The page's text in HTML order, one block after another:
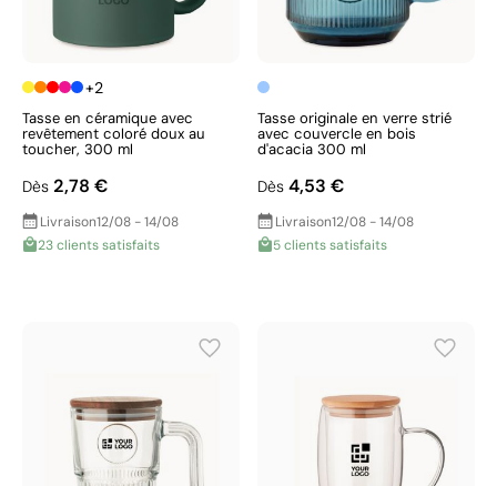
+2
Tasse en céramique avec
revêtement coloré doux au
toucher, 300 ml
Dès 2,78 €
Livraison12/08 - 14/08
23 clients satisfaits
Tasse originale en verre strié
avec couvercle en bois
d'acacia 300 ml
Dès 4,53 €
Livraison12/08 - 14/08
5 clients satisfaits